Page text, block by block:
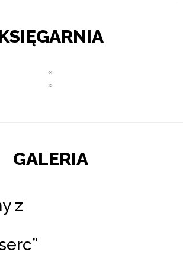
«
»
GALERIA
z